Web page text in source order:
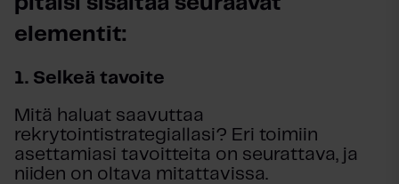
elementit:
1. Selkeä tavoite
Mitä haluat saavuttaa
rekrytointistrategiallasi? Eri toimiin
asettamiasi tavoitteita on seurattava, ja
niiden on oltava mitattavissa.